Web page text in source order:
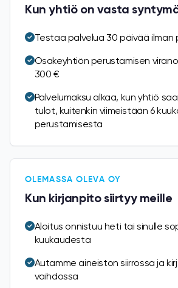
Kun yhtiö on vasta
Testaa palvelua 30 päivää ilman
Osakeyhtiön perustamisen
300 €
Palvelumaksu alkaa, kun yhtiö
tulot, kuitenkin viimeistään 6
perustamisesta
OLEMASSA OLEVA OY
Kun kirjanpito siirtyy meille
Aloitus onnistuu heti tai sinulle
kuukaudesta
Autamme aineiston siirrossa ja
vaihdossa